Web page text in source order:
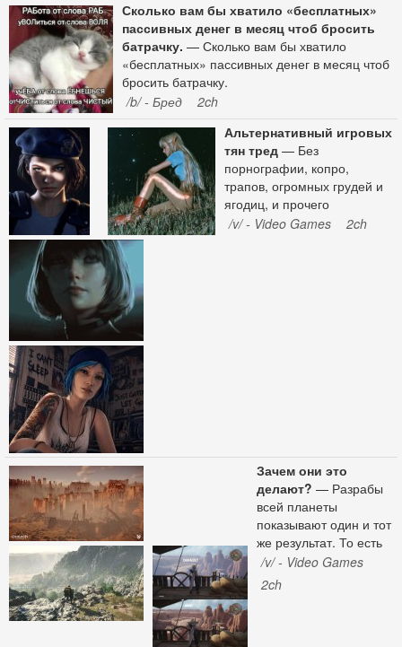
Сколько вам бы хватило «бесплатных»
пассивных денег в месяц чтоб бросить
батрачку. — Сколько вам бы хватило
«бесплатных» пассивных денег в месяц чтоб
бросить батрачку.
/b/ - Бред
2ch
Альтернативный игровых
тян тред — Без
порнографии, копро,
трапов, огромных грудей и
ягодиц, и прочего
кумерства. Прошлый:
/v/ - Video Games 2ch
Зачем они это
делают? — Разрабы
всей планеты
показывают один и тот
же результат. То есть
это не культурная
особенность и дело не
/v/ - Video Games
2ch